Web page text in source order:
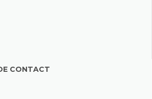
CONTACT